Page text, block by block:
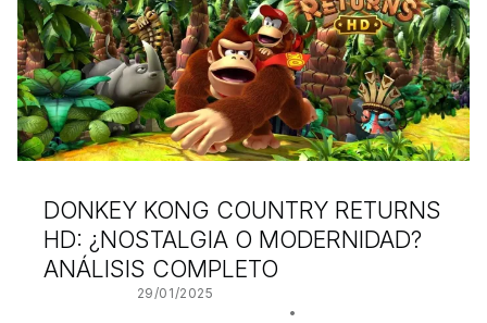
DONKEY KONG COUNTRY RETURNS
HD: ¿NOSTALGIA O MODERNIDAD?
ANÁLISIS COMPLETO
29/01/2025